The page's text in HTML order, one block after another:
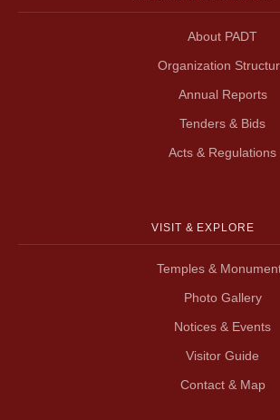
About PADT
Organization
Annual Reports
Tenders & Bids
Acts & Regulations
VISIT & EXPLORE
Temples &
Photo Gallery
Notices & Events
Visitor Guide
Contact & Map